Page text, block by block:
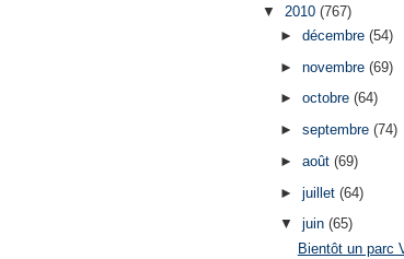
▼ 2010(767)
► décembre (54)
► novembre (69)
► octobre (64)
► septembre (74)
► août (69)
► juillet (64)
▼ juin (65)
Bientôt un parc